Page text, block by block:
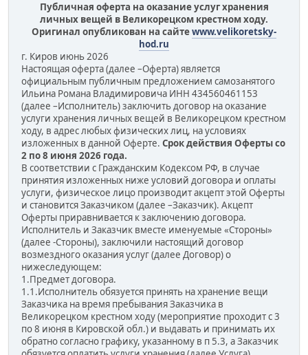
Публичная оферта на оказание услуг хранения
личных вещей в Великорецком крестном ходу.
Оригинал опубликован на сайтеwww.velikoretsky-
hod.ru
г. Киров июнь 2026
Настоящая оферта (далее –Оферта) является
официальным публичным предложением самозанятого
Ильина Романа Владимировича ИНН 434560461153
(далее –Исполнитель) заключить договор на оказание
услуги хранения личных вещей в Великорецком крестном
ходу, в адрес любых физических лиц, на условиях
изложенных в данной Оферте. Срок действия Оферты со
2 по 8 июня 2026 года.
В соответствии с Гражданским Кодексом РФ, в случае
принятия изложенных ниже условий договора и оплаты
услуги, физическое лицо производит акцепт этой Оферты
и становится Заказчиком (далее –Заказчик). Акцепт
Оферты приравнивается к заключению договора.
Исполнитель и Заказчик вместе именуемые «Стороны»
(далее -Стороны), заключили настоящий договор
возмездного оказания услуг (далее Договор) о
нижеследующем:
1.Предмет договора.
1.1.Исполнитель обязуется принять на хранение вещи
Заказчика на время пребывания Заказчика в
Великорецком крестном ходу (мероприятие проходит с 3
по 8 июня в Кировской обл.) и выдавать и принимать их
обратно согласно графику, указанному в п 5.3, а Заказчик